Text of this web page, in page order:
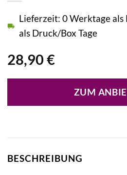
28,90 €
Lieferzeit: 0 Werktage als
als Druck/Box Tage
ZUM
BESCHREIBUNG